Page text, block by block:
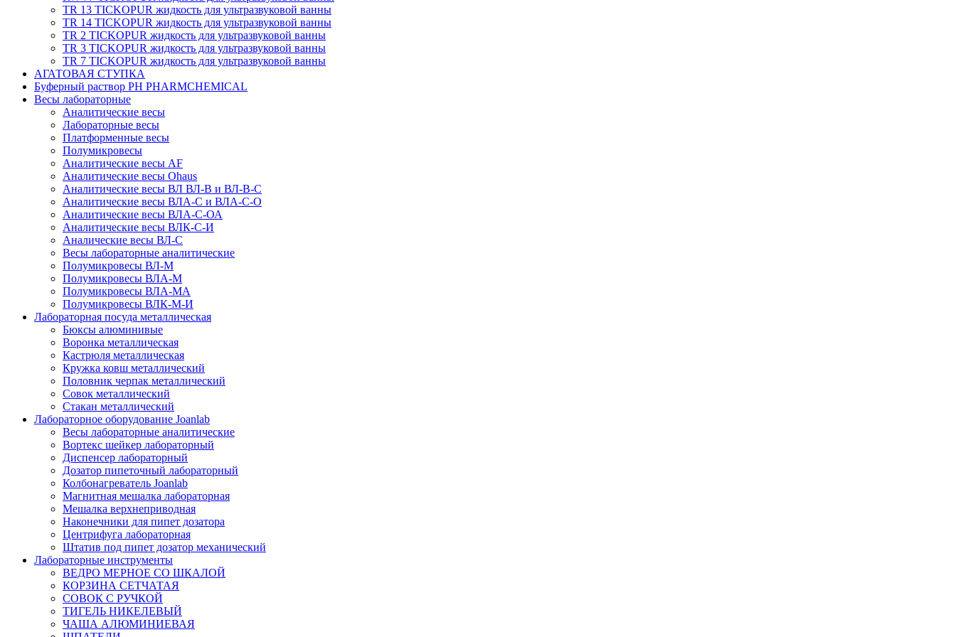
TR 13 TICKOPUR жидкость для ультразвуковой ванны
TR 14 TICKOPUR жидкость для ультразвуковой ванны
TR 2 TICKOPUR жидкость для ультразвуковой ванны
TR 3 TICKOPUR жидкость для ультразвуковой ванны
TR 7 TICKOPUR жидкость для ультразвуковой ванны
АГАТОВАЯ СТУПКА
Буферный раствор PH PHARMCHEMICAL
Весы лабораторные
Аналитические весы
Лабораторные весы
Платформенные весы
Полумикровесы
Аналитические весы AF
Аналитические весы Ohaus
Аналитические весы ВЛ ВЛ-В и ВЛ-В-С
Аналитические весы ВЛА-С и ВЛА-С-О
Аналитические весы ВЛА-С-ОА
Аналитические весы ВЛК-С-И
Аналические весы ВЛ-С
Весы лабораторные аналитические
Полумикровесы ВЛ-М
Полумикровесы ВЛА-М
Полумикровесы ВЛА-МА
Полумикровесы ВЛК-М-И
Лабораторная посуда металлическая
Бюксы алюминивые
Воронка металлическая
Кастрюля металлическая
Кружка ковш металлический
Половник черпак металлический
Совок металлический
Стакан металлический
Лабораторное оборудование Joanlab
Весы лабораторные аналитические
Вортекс шейкер лабораторный
Диспенсер лабораторный
Дозатор пипеточный лабораторный
Колбонагреватель Joanlab
Магнитная мешалка лабораторная
Мешалка верхнеприводная
Наконечники для пипет дозатора
Центрифуга лабораторная
Штатив под пипет дозатор механический
Лабораторные инструменты
ВЕДРО МЕРНОЕ СО ШКАЛОЙ
КОРЗИНА СЕТЧАТАЯ
СОВОК С РУЧКОЙ
ТИГЕЛЬ НИКЕЛЕВЫЙ
ЧАША АЛЮМИНИЕВАЯ